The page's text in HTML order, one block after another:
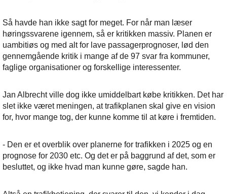
Så havde han ikke sagt for meget. For når man læser
høringssvarene igennem, så er kritikken massiv. Planen er
uambitiøs og med alt for lave passagerprognoser, lød den
gennemgående kritik i mange af de 97 svar fra kommuner,
faglige organisationer og forskellige interessenter.
Jan Albrecht ville dog ikke umiddelbart købe kritikken. Det har
slet ikke været meningen, at trafikplanen skal give en vision
for, hvor mange tog, der kunne komme til at køre i fremtiden.
- Den er et overblik over planerne for trafikken i 2025 og en
prognose for 2030 etc. Og det er på baggrund af det, som er
besluttet, og ikke hvad man kunne gøre, sagde han.